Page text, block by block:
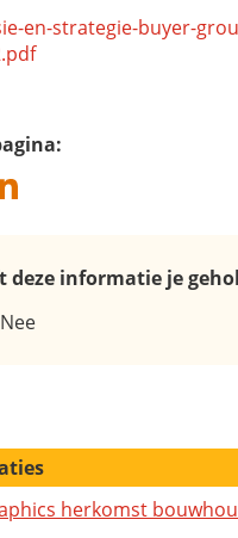
en-strategie-buyer-
deze informatie je
Nee
herkomst